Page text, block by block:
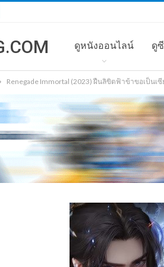
ดูหนังออนไลน์ ดู
Renegade Immortal (2023) ฝืนลิขิตฟ้าข้าขอเป็นเซี